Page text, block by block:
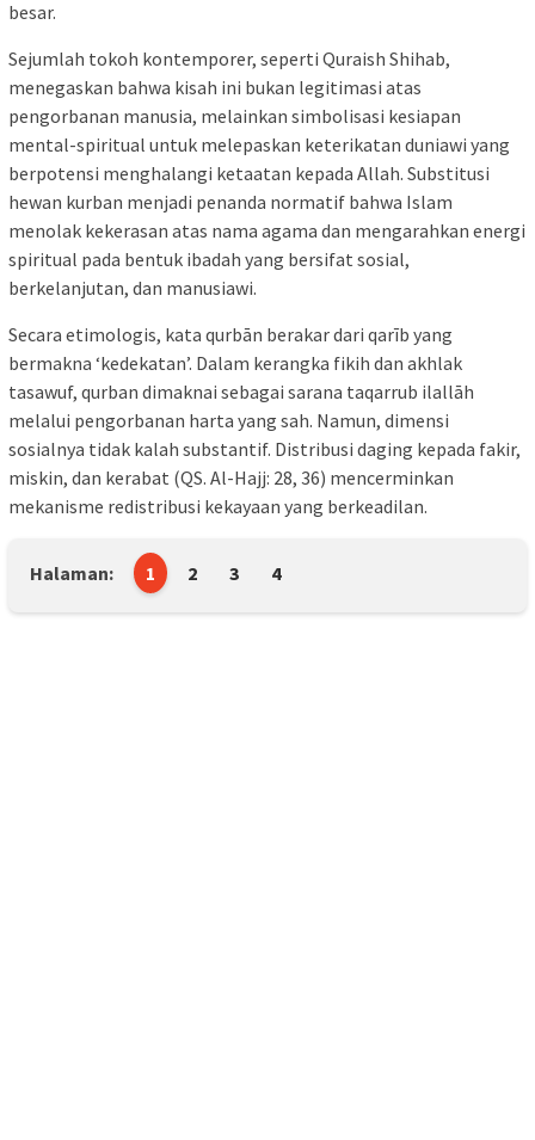
besar.
Sejumlah tokoh kontemporer, seperti Quraish Shihab,
menegaskan bahwa kisah ini bukan legitimasi atas
pengorbanan manusia, melainkan simbolisasi kesiapan
mental-spiritual untuk melepaskan keterikatan duniawi yang
berpotensi menghalangi ketaatan kepada Allah. Substitusi
hewan kurban menjadi penanda normatif bahwa Islam
menolak kekerasan atas nama agama dan mengarahkan energi
spiritual pada bentuk ibadah yang bersifat sosial,
berkelanjutan, dan manusiawi.
Secara etimologis, kata qurbān berakar dari qarīb yang
bermakna ‘kedekatan’. Dalam kerangka fikih dan akhlak
tasawuf, qurban dimaknai sebagai sarana taqarrub ilallāh
melalui pengorbanan harta yang sah. Namun, dimensi
sosialnya tidak kalah substantif. Distribusi daging kepada fakir,
miskin, dan kerabat (QS. Al-Hajj: 28, 36) mencerminkan
mekanisme redistribusi kekayaan yang berkeadilan.
Halaman: 1 2 3 4